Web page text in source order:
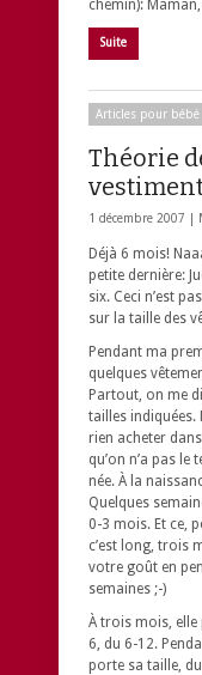
chemin):
Suite
Articles pour bébé
Théorie
1 décembre 2007 |
Déjà 6 mois!
petite dernière:
six. Ceci n’est
sur la taille des
Pendant ma
quelques
Partout, on me
tailles indiquées.
rien acheter
qu’on n’a pas le
née. À la
Quelques
0-3 mois. Et ce,
c’est long, trois
votre goût en
semaines ;-)
À trois mois,
6, du 6-12.
porte sa taille,